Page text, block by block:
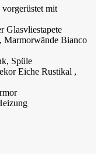
mit
Glasvliestapete
Marmorwände Bianco
Spüle
Eiche Rustikal ,